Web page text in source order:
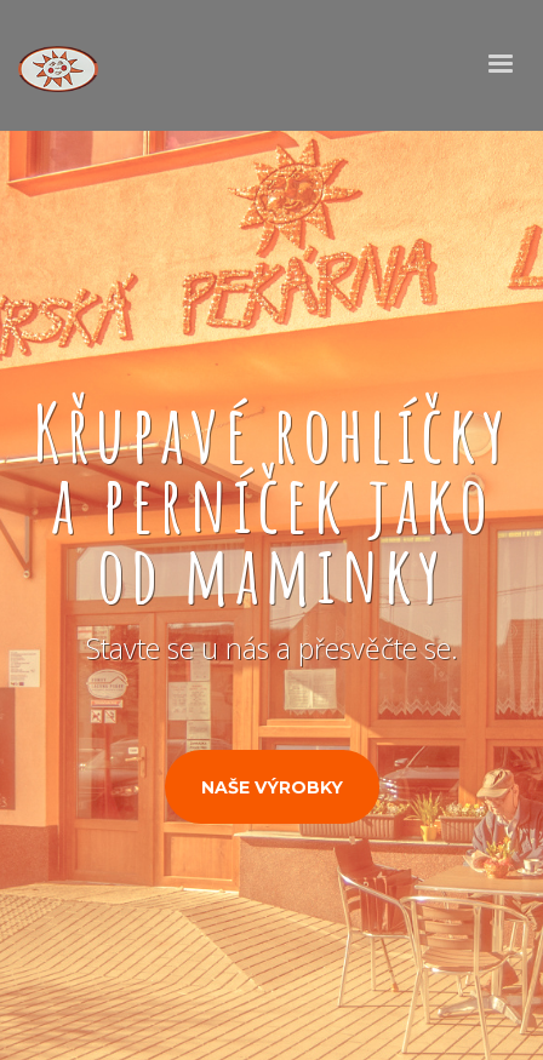
Křupavé rohlíčky
a perníček jako
od maminky
Stavte se u nás a přesvěčte se.
NAŠE VÝROBKY